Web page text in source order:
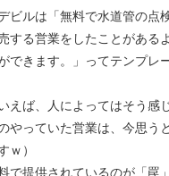
ビルは「無料で水道管の点
する営業をしたことがある
できます。」ってテンプレ
えば、人によってはそう感
やっていた営業は、今思う
ｗ）
で提供されているのが「罠